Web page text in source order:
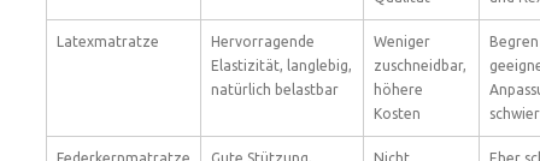
Latexmatratze
Hervorragende
Elastizität, langlebig,
natürlich belastbar
Weniger
zuschneidbar,
höhere
Kosten